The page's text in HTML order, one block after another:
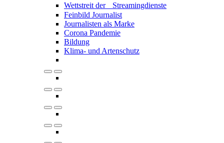
Wettstreit der Streamingdienste
Feinbild Journalist
Journalisten als Marke
Corona Pandemie
Bildung
Klima- und Artenschutz